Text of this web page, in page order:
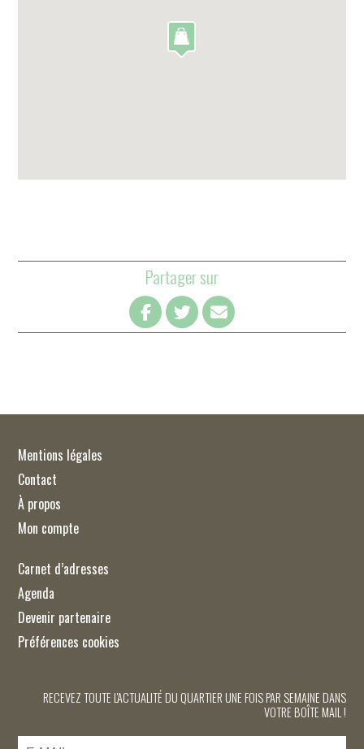
Partager sur
Mentions légales
Contact
À propos
Mon compte
Carnet d’adresses
Agenda
Devenir partenaire
Préférences cookies
RECEVEZ TOUTE L'ACTUALITÉ DU QUARTIER UNE FOIS PAR SEMAINE DANS
VOTRE BOÎTE MAIL !